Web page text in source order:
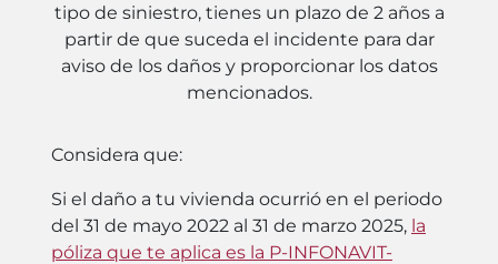
tipo de siniestro, tienes un plazo de 2 años a
partir de que suceda el incidente para dar
aviso de los daños y proporcionar los datos
mencionados.
Considera que:
Si el daño a tu vivienda ocurrió en el periodo
del 31 de mayo 2022 al 31 de marzo 2025, la
póliza que te aplica es la P-INFONAVIT-